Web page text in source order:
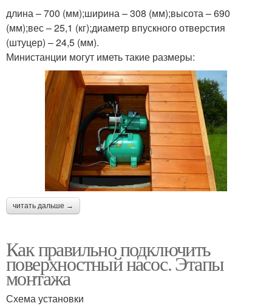
длина – 700 (мм);ширина – 308 (мм);высота – 690
(мм);вес – 25,1 (кг);диаметр впускного отверстия
(штуцер) – 24,5 (мм).
Министанции могут иметь такие размеры:
читать дальше →
Как правильно подключить
поверхностный насос. Этапы
монтажа
Схема установки